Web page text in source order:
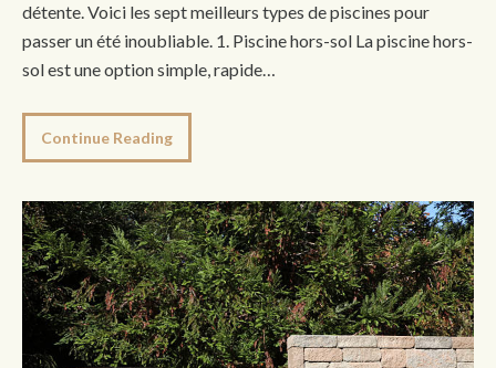
détente. Voici les sept meilleurs types de piscines pour
passer un été inoubliable. 1. Piscine hors-sol La piscine hors-
sol est une option simple, rapide…
Continue Reading